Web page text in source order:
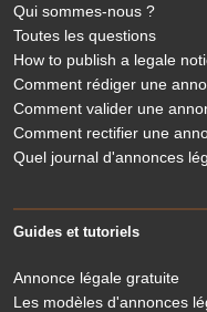
Qui sommes-nous ?
Toutes les questions
How to publish a legale
Comment rédiger une
Comment valider une
Comment rectifier une
Quel journal d'annonces
Guides et tutoriels
Annonce légale gratuite
Les modèles d'annonces